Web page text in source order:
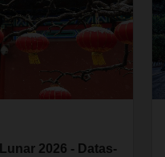
2026 - Datas-